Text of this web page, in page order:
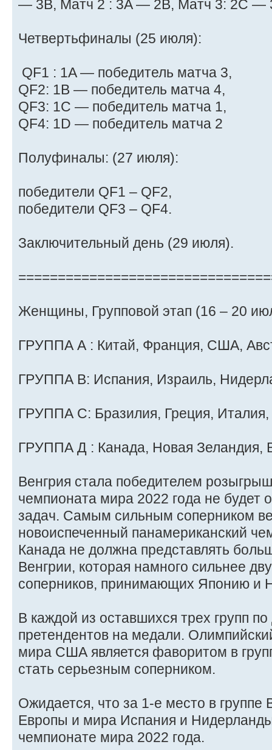
— 3B, Матч 2 : 3A — 2B, Матч 3: 2C —
Четвертьфиналы (25 июля):
QF1 : 1A — победитель матча 3,
QF2: 1B — победитель матча 4,
QF3: 1C — победитель матча 1,
QF4: 1D — победитель матча 2
Полуфиналы: (27 июля):
победители QF1 – QF2,
победители QF3 – QF4.
Заключительный день (29 июля).
Женщины, Групповой этап (16 – 20
ГРУППА А : Китай, Франция, США,
ГРУППА B: Испания, Израиль,
ГРУППА C: Бразилия, Греция,
ГРУППА Д : Канада, Новая Зеландия,
Венгрия стала победителем
чемпионата мира 2022 года не будет
задач. Самым сильным соперником
новоиспеченный панамериканский
Канада не должна представлять
Венгрии, которая намного сильнее
соперников, принимающих Японию и
В каждой из оставшихся трех групп
претендентов на медали.
мира США является фаворитом в
стать серьезным соперником.
Ожидается, что за 1-е место в группе
Европы и мира Испания и
чемпионате мира 2022 года.